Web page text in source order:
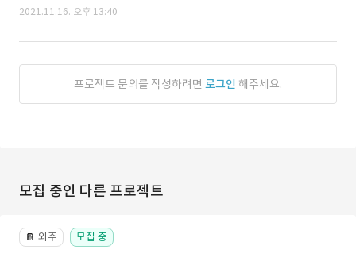
2021.11.16. 오후 13:40
프로젝트 문의를 작성하려면 로그인 해주세요.
모집 중인 다른 프로젝트
📔 외주 모집 중